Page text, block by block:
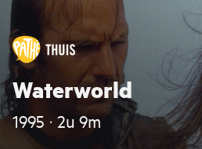
Waterworld
1995 ‧ 2u 9m